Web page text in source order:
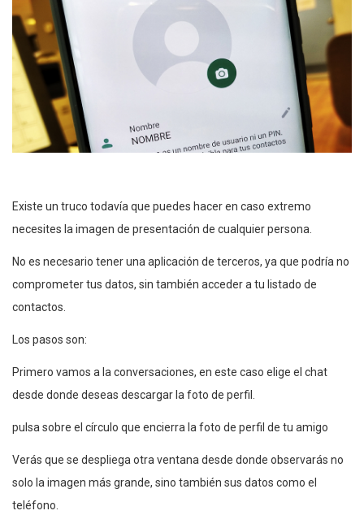
Existe un truco todavía que puedes hacer en caso extremo
necesites la imagen de presentación de cualquier persona.
No es necesario tener una aplicación de terceros, ya que podría no
comprometer tus datos, sin también acceder a tu listado de
contactos.
Los pasos son:
Primero vamos a la conversaciones, en este caso elige el chat
desde donde deseas descargar la foto de perfil.
pulsa sobre el círculo que encierra la foto de perfil de tu amigo
Verás que se despliega otra ventana desde donde observarás no
solo la imagen más grande, sino también sus datos como el
teléfono.